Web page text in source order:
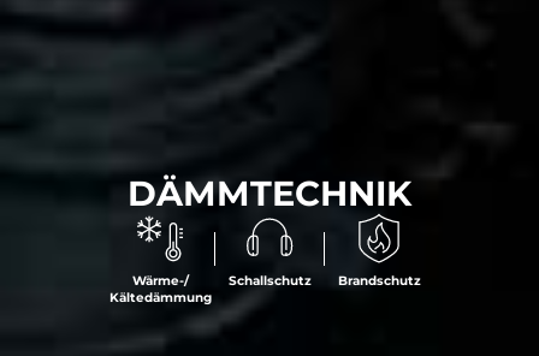
DÄMMTECHNIK
Wärme-/
Kältedämmung
Schallschutz Brandschutz